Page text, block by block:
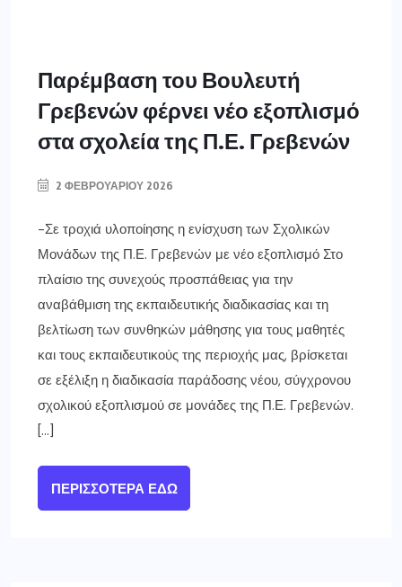
Παρέμβαση του Βουλευτή
Γρεβενών φέρνει νέο εξοπλισμό
στα σχολεία της Π.Ε. Γρεβενών
2 ΦΕΒΡΟΥΑΡΊΟΥ 2026
-Σε τροχιά υλοποίησης η ενίσχυση των Σχολικών
Μονάδων της Π.Ε. Γρεβενών με νέο εξοπλισμό Στο
πλαίσιο της συνεχούς προσπάθειας για την
αναβάθμιση της εκπαιδευτικής διαδικασίας και τη
βελτίωση των συνθηκών μάθησης για τους μαθητές
και τους εκπαιδευτικούς της περιοχής μας, βρίσκεται
σε εξέλιξη η διαδικασία παράδοσης νέου, σύγχρονου
σχολικού εξοπλισμού σε μονάδες της Π.Ε. Γρεβενών.
[…]
ΠΕΡΙΣΣΌΤΕΡΑ ΕΔΏ